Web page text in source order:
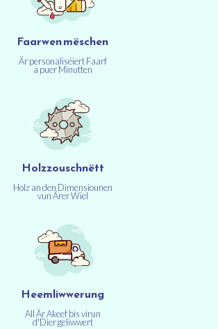
Faarwen mëschen
Är personaliséiert Faarf
a puer Minutten
Holzzouschnëtt
Holz an den Dimensiounen
vun Ärer Wiel
Heemliwwerung
All Är Akeef bis virun
d'Dier geliwwert